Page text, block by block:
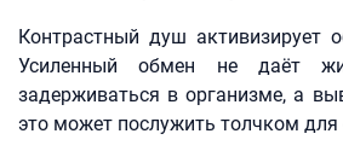
Контрастный душ активизирует
Усиленный обмен не даёт
задерживаться в организме, а
это может послужить толчком для